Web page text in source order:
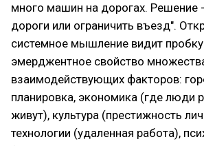
много машин на дорогах. Решение
дороги или ограничить въезд".
системное мышление видит
эмерджентное свойство
взаимодействующих факторов:
планировка, экономика (где люди
живут), культура (престижность
технологии (удаленная работа),